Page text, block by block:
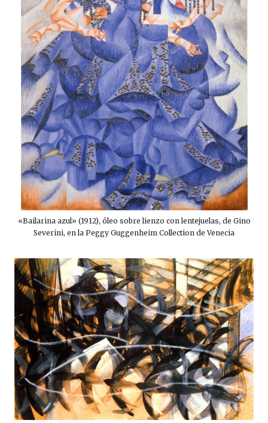
«Bailarina azul» (1912), óleo sobre lienzo con lentejuelas, de Gino
Severini, en la Peggy Guggenheim Collection de Venecia